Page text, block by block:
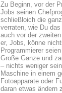
Zu Beginn, vor der
Jobs seinen
schließloich die
verraten, wie Du
auch vor der
er, Jobs, könne
Programmierer
Große Ganze und
– nichts weniger
Maschine in einem
Fotoapparate oder
daran etwas ändern